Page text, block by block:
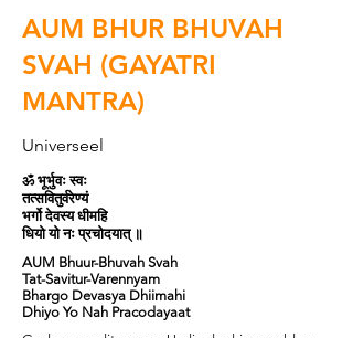
AUM BHUR BHUVAH
SVAH (GAYATRI
MANTRA)
Universeel
ॐ भूर्भुवः स्वः
तत्सवितुर्वरेण्यं
भर्गो देवस्य धीमहि
धियो यो नः प्रचोदयात् ॥
AUM Bhuur-Bhuvah Svah
Tat-Savitur-Varennyam
Bhargo Devasya Dhiimahi
Dhiyo Yo Nah Pracodayaat